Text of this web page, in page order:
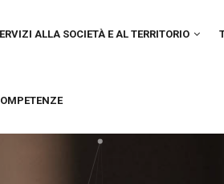
ALLA SOCIETÀ E AL TERRITORIO